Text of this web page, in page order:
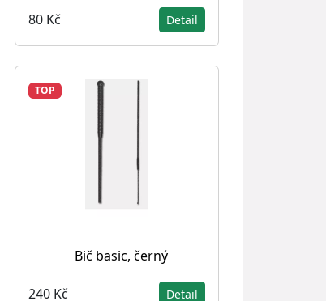
80 Kč Detail
TOP
Bič basic, černý
240 Kč Detail